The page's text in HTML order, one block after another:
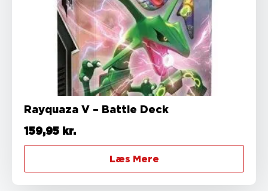
Rayquaza V – Battle Deck
159,95 kr.
Læs Mere